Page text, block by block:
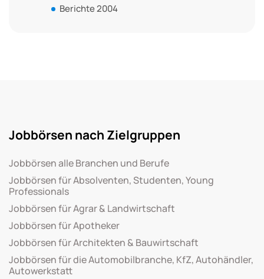
Berichte 2004
Jobbörsen nach Zielgruppen
Jobbörsen alle Branchen und Berufe
Jobbörsen für Absolventen, Studenten, Young
Professionals
Jobbörsen für Agrar & Landwirtschaft
Jobbörsen für Apotheker
Jobbörsen für Architekten & Bauwirtschaft
Jobbörsen für die Automobilbranche, KfZ, Autohändler,
Autowerkstatt